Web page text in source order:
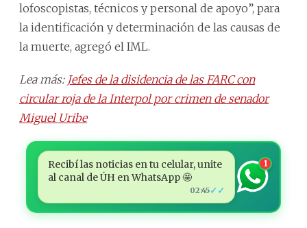
lofoscopistas, técnicos y personal de apoyo”, para
la identificación y determinación de las causas de
la muerte, agregó el IML.
Lea más: Jefes de la disidencia de las FARC con
circular roja de la Interpol por crimen de senador
Miguel Uribe
Recibí las noticias en tu celular, unite
al canal de ÚH en WhatsApp 🤩
02:45✓✓
1